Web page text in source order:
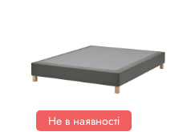
Не в наявності